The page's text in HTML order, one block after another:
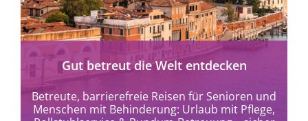
Gut betreut die Welt entdecken
Betreute, barrierefreie Reisen für Senioren und
Menschen mit Behinderung: Urlaub mit Pflege,